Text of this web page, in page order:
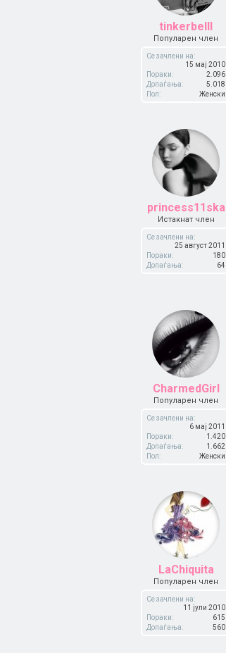
tinkerbelll
Популарен член
Се зачлени на:
15 мај 2010
Пораки:
2.096
Допаѓања:
5.018
Пол:
Женски
princess11ska
Истакнат член
Се зачлени на:
25 август 2011
Пораки:
180
Допаѓања:
64
CharmedGirl
Популарен член
Се зачлени на:
6 мај 2011
Пораки:
1.420
Допаѓања:
1.662
Пол:
Женски
LaChiquita
Популарен член
Се зачлени на:
11 јули 2010
Пораки:
615
Допаѓања:
560